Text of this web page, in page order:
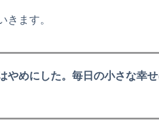
きます。
やめにした。毎日の小さな幸